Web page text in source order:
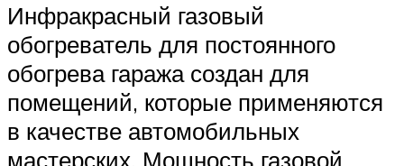
Инфракрасный газовый
обогреватель для постоянного
обогрева гаража создан для
помещений, которые применяются
в качестве автомобильных
мастерских. Мощность газовой